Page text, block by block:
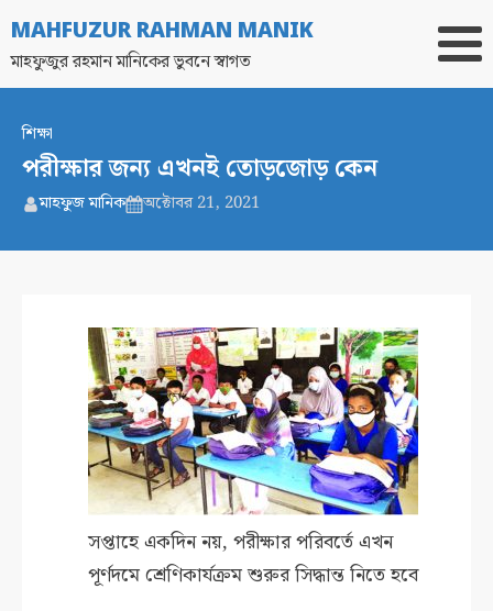
MAHFUZUR RAHMAN MANIK
মাহফুজুর রহমান মানিকের ভুবনে স্বাগত
শিক্ষা
পরীক্ষার জন্য এখনই তোড়জোড় কেন
মাহফুজ মানিক অক্টোবর 21, 2021
সপ্তাহে একদিন নয়, পরীক্ষার পরিবর্তে এখন
পূর্ণদমে শ্রেণিকার্যক্রম শুরুর সিদ্ধান্ত নিতে হবে